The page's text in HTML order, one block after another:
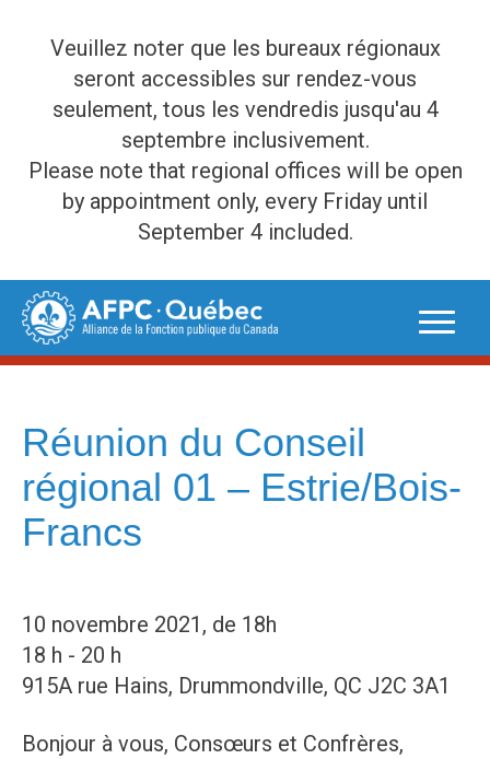
Veuillez noter que les bureaux régionaux
seront accessibles sur rendez-vous
seulement, tous les vendredis jusqu'au 4
septembre inclusivement.
Please note that regional offices will be open
by appointment only, every Friday until
September 4 included.
Skip
content
Réunion du Conseil
régional 01 – Estrie/Bois-
Francs
10 novembre 2021, de 18h
18 h - 20 h
915A rue Hains, Drummondville, QC J2C 3A1
Bonjour à vous, Consœurs et Confrères,